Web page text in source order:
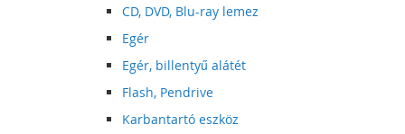
CD, DVD, Blu-ray lemez
Egér
Egér, billentyű alátét
Flash, Pendrive
Karbantartó eszköz